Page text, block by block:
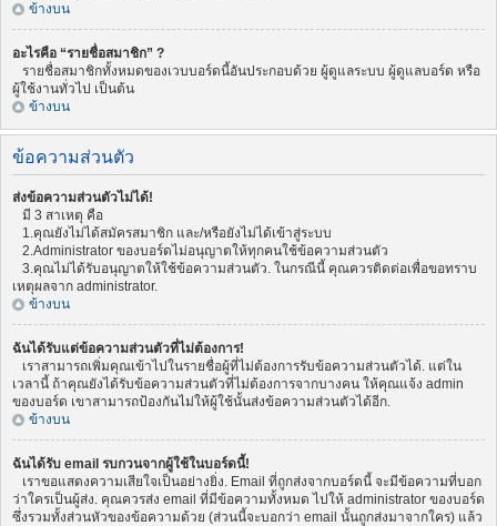
ข้างบน
อะไรคือ “รายชื่อสมาชิก” ?
รายชื่อสมาชิกทั้งหมดของเวบบอร์ดนี้อันประกอบด้วย ผู้ดูแลระบบ ผู้ดูแลบอร์ด หรือ
ผู้ใช้งานทั่วไป เป็นต้น
ข้างบน
ข้อความส่วนตัว
ส่งข้อความส่วนตัวไม่ได้!
มี 3 สาเหตุ คือ
1.คุณยังไม่ได้สมัครสมาชิก และ/หรือยังไม่ได้เข้าสู่ระบบ
2.Administrator ของบอร์ดไม่อนุญาตให้ทุกคนใช้ข้อความส่วนตัว
3.คุณไม่ได้รับอนุญาตให้ใช้ข้อความส่วนตัว. ในกรณีนี้ คุณควรติดต่อเพื่อขอทราบ
เหตุผลจาก administrator.
ข้างบน
ฉันได้รับแต่ข้อความส่วนตัวที่ไม่ต้องการ!
เราสามารถเพิ่มคุณเข้าไปในรายชื่อผู้ที่ไม่ต้องการรับข้อความส่วนตัวได้. แต่ใน
เวลานี้ ถ้าคุณยังได้รับข้อความส่วนตัวที่ไม่ต้องการจากบางคน ให้คุณแจ้ง admin
ของบอร์ด เขาสามารถป้องกันไม่ให้ผู้ใช้นั้นส่งข้อความส่วนตัวได้อีก.
ข้างบน
ฉันได้รับ email รบกวนจากผู้ใช้ในบอร์ดนี้!
เราขอแสดงความเสียใจเป็นอย่างยิ่ง. Email ที่ถูกส่งจากบอร์ดนี้ จะมีข้อความที่บอก
ว่าใครเป็นผู้ส่ง. คุณควรส่ง email ที่มีข้อความทั้งหมด ไปให้ administrator ของบอร์ด
ซึ่งรวมทั้งส่วนหัวของข้อความด้วย (ส่วนนี้จะบอกว่า email นั้นถูกส่งมาจากใคร) แล้ว